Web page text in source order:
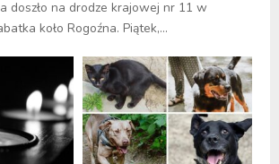
doszło na drodze krajowej nr 11 w
koło Rogoźna. Piątek,...